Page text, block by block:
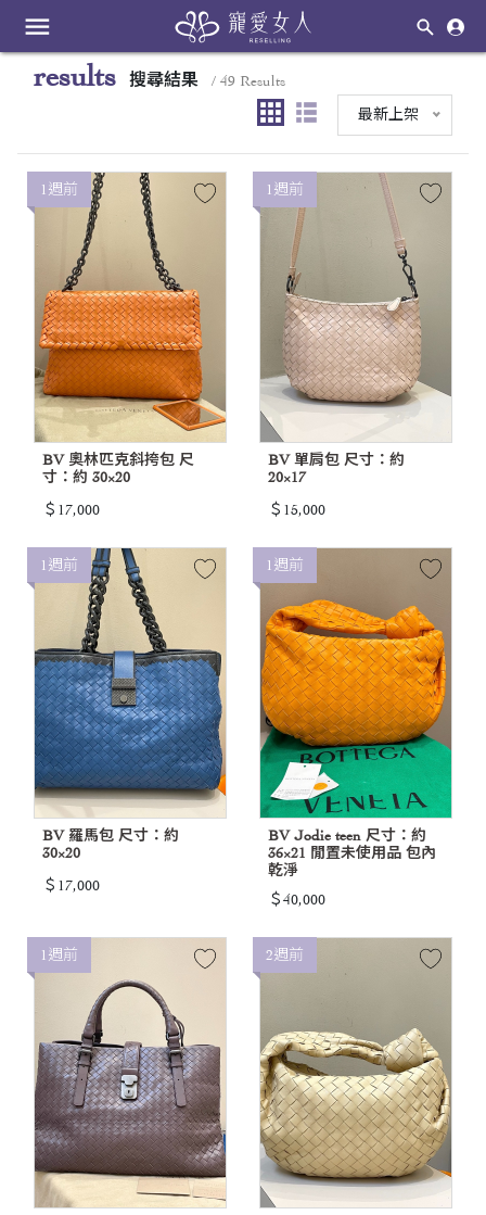
menu
results 搜尋結果
/ 49 Results
最新上架
1週前
BV 奧林匹克斜挎包 尺
寸：約 30×20
＄17,000
1週前
BV 單肩包 尺寸：約
20×17
＄15,000
1週前
BV 羅馬包 尺寸：約
30×20
＄17,000
1週前
BV Jodie teen 尺寸：約
36×21 閒置未使用品 包內
乾淨
＄40,000
1週前 2週前